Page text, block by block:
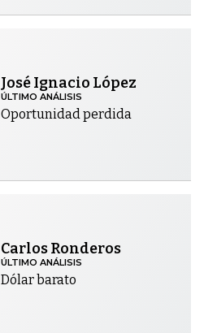
José Ignacio López
ÚLTIMO ANÁLISIS
Oportunidad perdida
Carlos Ronderos
ÚLTIMO ANÁLISIS
Dólar barato